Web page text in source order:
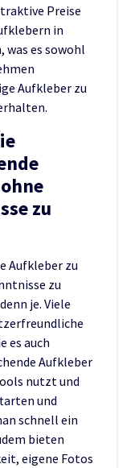
Preise
in
was es sowohl
Aufkleber zu
zu
Aufkleber zu
zu
je. Viele
es auch
Aufkleber
nutzt und
und
schnell ein
bieten
eigene Fotos